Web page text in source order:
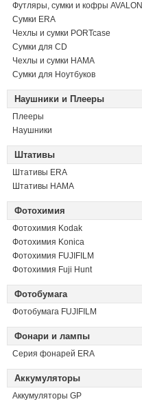
Футляры, сумки и кофры AVALON
Сумки ERA
Чехлы и сумки PORTcase
Сумки для CD
Чехлы и сумки HAMA
Сумки для Ноутбуков
Наушники и Плееры
Плееры
Наушники
Штативы
Штативы ERA
Штативы HAMA
Фотохимия
Фотохимия Kodak
Фотохимия Konica
Фотохимия FUJIFILM
Фотохимия Fuji Hunt
Фотобумага
Фотобумага FUJIFILM
Фонари и лампы
Серия фонарей ERA
Аккумуляторы
Аккумуляторы GP